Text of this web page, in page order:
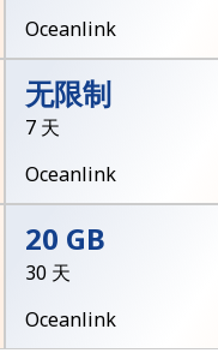
佳的优惠活动。
户，即代表本人同意这些
Oceanlink
无限制
7 天
Oceanlink
20 GB
30 天
Oceanlink